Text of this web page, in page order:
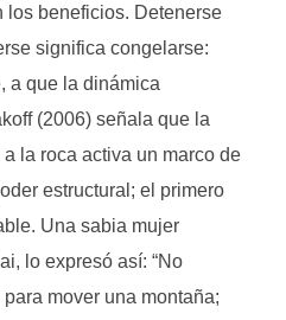
los beneficios. Detenerse
significa congelarse:
a que la dinámica
(2006) señala que la
la roca activa un marco de
estructural; el primero
Una sabia mujer
lo expresó así: “No
mover una montaña;